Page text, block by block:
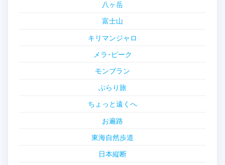
八ヶ岳
富士山
キリマンジャロ
メラ･ピーク
モンブラン
ぶらり旅
ちょっと遠くへ
お遍路
東海自然歩道
日本縦断